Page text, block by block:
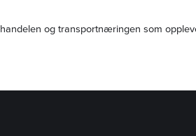
og transportnæringen som